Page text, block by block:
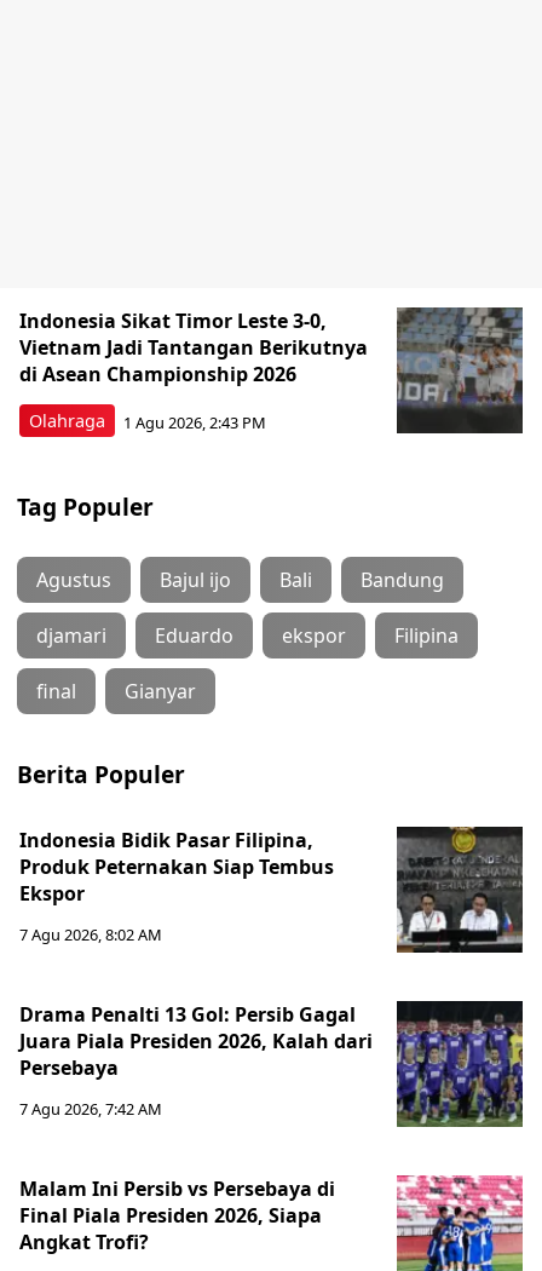
Olahraga
Indonesia Sikat Timor Leste 3-0,
Vietnam Jadi Tantangan Berikutnya
di Asean Championship 2026
1 Agu 2026, 2:43 PM
Tag Populer
Agustus Bajul ijo Bali Bandung
djamari Eduardo ekspor Filipina
final Gianyar
Berita Populer
Indonesia Bidik Pasar Filipina,
Produk Peternakan Siap Tembus
Ekspor
7 Agu 2026, 8:02 AM
Drama Penalti 13 Gol: Persib Gagal
Juara Piala Presiden 2026, Kalah dari
Persebaya
7 Agu 2026, 7:42 AM
Malam Ini Persib vs Persebaya di
Final Piala Presiden 2026, Siapa
Angkat Trofi?